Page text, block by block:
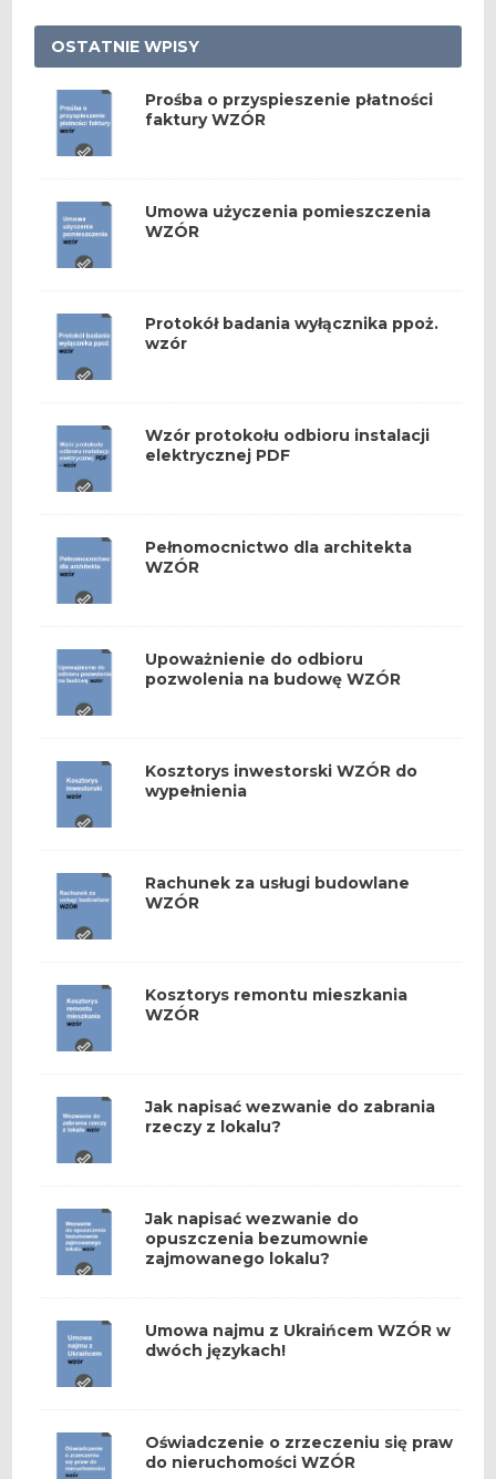
OSTATNIE WPISY
Prośba o przyspieszenie płatności
faktury WZÓR
Umowa użyczenia pomieszczenia
WZÓR
Protokół badania wyłącznika ppoż.
wzór
Wzór protokołu odbioru instalacji
elektrycznej PDF
Pełnomocnictwo dla architekta
WZÓR
Upoważnienie do odbioru
pozwolenia na budowę WZÓR
Kosztorys inwestorski WZÓR do
wypełnienia
Rachunek za usługi budowlane
WZÓR
Kosztorys remontu mieszkania
WZÓR
Jak napisać wezwanie do zabrania
rzeczy z lokalu?
Jak napisać wezwanie do
opuszczenia bezumownie
zajmowanego lokalu?
Umowa najmu z Ukraińcem WZÓR w
dwóch językach!
Oświadczenie o zrzeczeniu się praw
do nieruchomości WZÓR